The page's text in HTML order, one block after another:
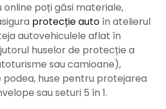
online poți găsi materiale,
protecție autoîn atelierul
autovehiculele aflat în
huselor de protecție a
sau camioane),
huse pentru protejarea
sau seturi 5 în 1.